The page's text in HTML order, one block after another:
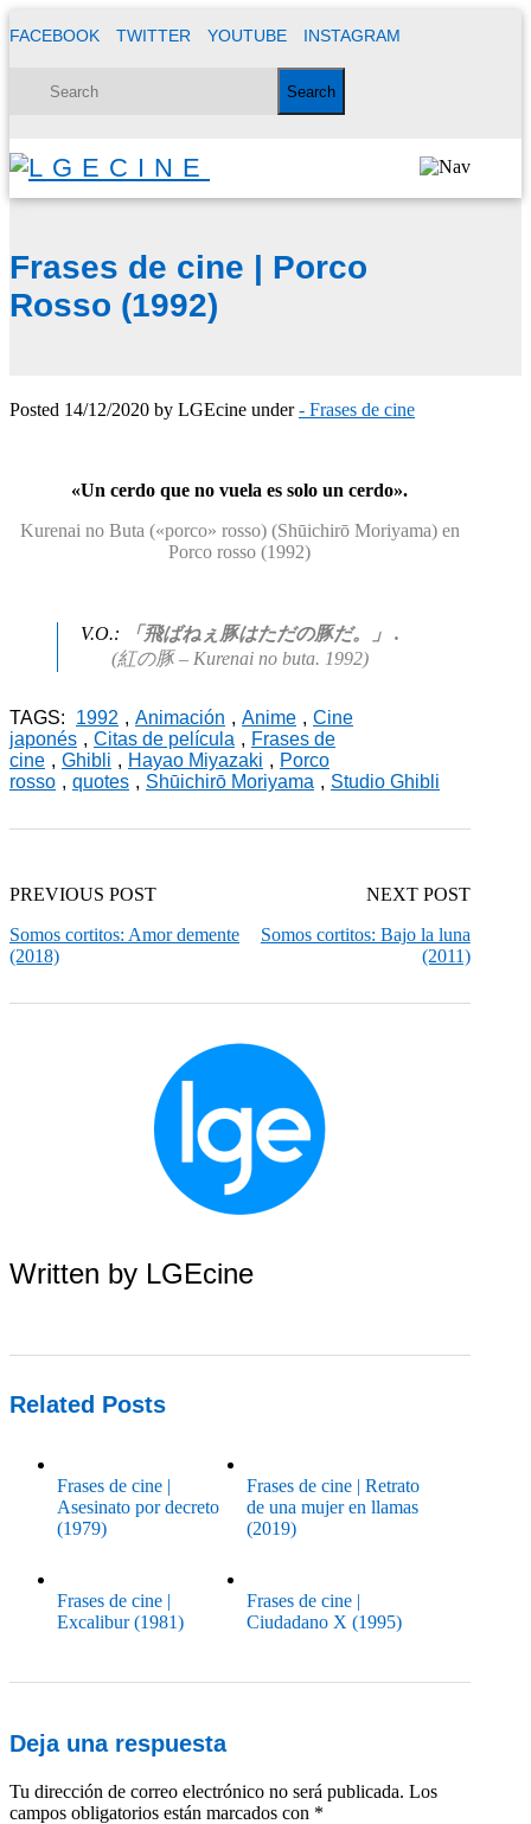
FACEBOOK TWITTER YOUTUBE INSTAGRAM
Frases de cine | Porco
Rosso (1992)
Posted 14/12/2020 by LGEcine under- Frases de cine
«Un cerdo que no vuela es solo un cerdo».
Kurenai no Buta («porco» rosso) (Shūichirō Moriyama) en
Porco rosso (1992)
V.O.:
「飛ばねぇ豚はただの豚だ。」 .
(紅の豚 – Kurenai no buta. 1992)
TAGS: 1992 , Animación , Anime , Cine
japonés , Citas de película , Frases de
cine , Ghibli , Hayao Miyazaki , Porco
rosso , quotes , Shūichirō Moriyama , Studio Ghibli
PREVIOUS POST
Somos cortitos: Amor demente
(2018)
NEXT POST
Somos cortitos: Bajo la luna
(2011)
Written by LGEcine
Related Posts
Frases de cine |
Asesinato por decreto
(1979)
Frases de cine | Retrato
de una mujer en llamas
(2019)
Frases de cine |
Excalibur (1981)
Frases de cine |
Ciudadano X (1995)
Deja una respuesta
Tu dirección de correo electrónico no será publicada. Los
campos obligatorios están marcados con *